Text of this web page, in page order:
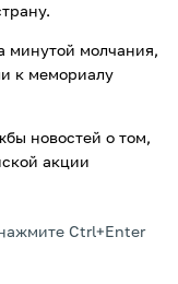
минутой молчания,
к мемориалу
новостей о том,
акции
Ctrl+Enter